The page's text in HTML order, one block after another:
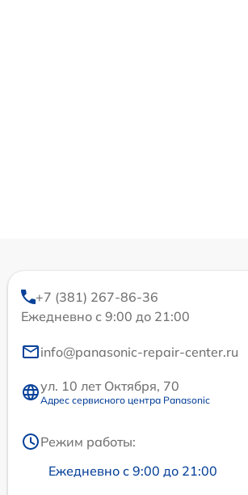
+7 (381) 267-86-36
Ежедневно с 9:00 до 21:00
info@panasonic-repair-center.ru
ул. 10 лет Октября, 70
Адрес сервисного центра Panasonic
Режим работы:
Ежедневно с 9:00 до 21:00